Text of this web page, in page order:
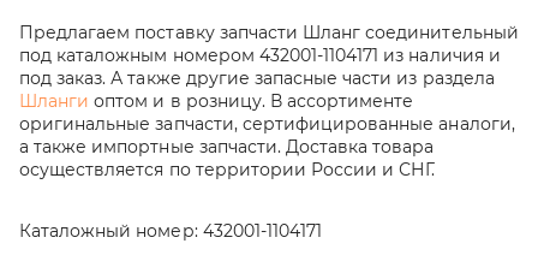
Предлагаем поставку запчасти Шланг соединительный
под каталожным номером 432001-1104171 из наличия и
под заказ. А также другие запасные части из раздела
Шланги оптом и в розницу. В ассортименте
оригинальные запчасти, сертифицированные аналоги,
а также импортные запчасти. Доставка товара
осуществляется по территории России и СНГ.
Каталожный номер: 432001-1104171